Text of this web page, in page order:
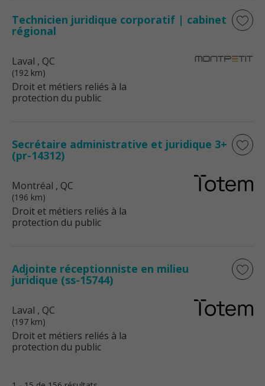
Technicien juridique corporatif | cabinet
régional
Laval , QC
(192 km)
Droit et métiers reliés à la
protection du public
Secrétaire administrative et juridique 3+
(pr-14312)
Montréal , QC
(196 km)
Droit et métiers reliés à la
protection du public
Adjointe réceptionniste en milieu
juridique (ss-15744)
Laval , QC
(197 km)
Droit et métiers reliés à la
protection du public